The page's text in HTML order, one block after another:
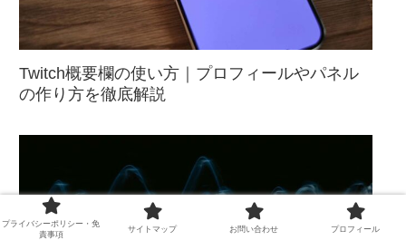
Twitch概要欄の使い方｜プロフィールやパネル
の作り方を徹底解説
プライバシーポリシー・免
責事項
サイトマップ お問い合わせ プロフィール